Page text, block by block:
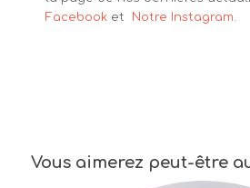
Facebooket Notre Instagram.
Vous aimerez peut-être